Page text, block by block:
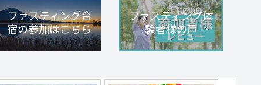
ファスティング合
宿の参加はこちら
ファスティング体
験者様の声